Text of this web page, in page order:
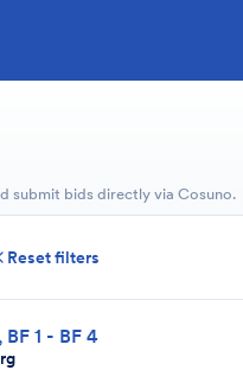
submit bids directly via Cosuno.
Reset filters
1 - BF 4